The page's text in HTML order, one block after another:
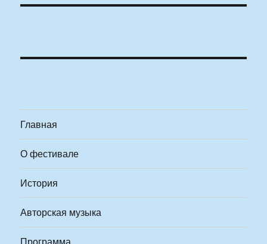
Главная
О фестивале
История
Авторская музыка